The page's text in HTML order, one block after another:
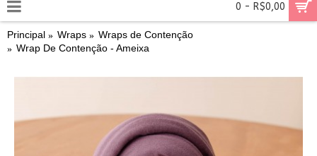
0 - R$0,00
Principal Wraps
Wraps de Contenção
Wrap De Contenção - Ameixa